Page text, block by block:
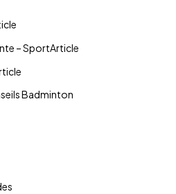
– SportArticle
Badminton